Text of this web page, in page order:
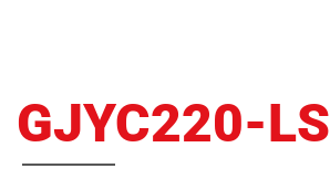
GJYC220-LS